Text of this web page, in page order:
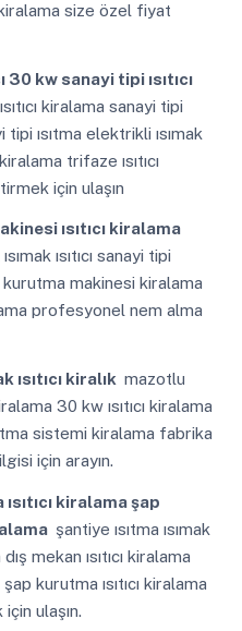
size özel fiyat
30 kw sanayi tipi ısıtıcı
kiralama sanayi tipi
tipi ısıtma elektrikli ısımak
trifaze ısıtıcı
için ulaşın
ısıtıcı kiralama
ısıtıcı sanayi tipi
kurutma makinesi kiralama
profesyonel nem alma
ısıtıcı kiralık mazotlu
30 kw ısıtıcı kiralama
sistemi kiralama fabrika
için arayın.
kiralama şap
şantiye ısıtma ısımak
mekan ısıtıcı kiralama
kurutma ısıtıcı kiralama
ulaşın.